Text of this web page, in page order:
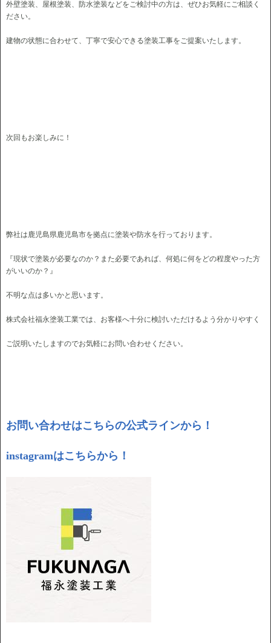
外壁塗装、屋根塗装、防水塗装などをご検討中の方は、ぜひお気軽にご相談く
ださい。
建物の状態に合わせて、丁寧で安心できる塗装工事をご提案いたします。
次回もお楽しみに！
弊社は鹿児島県鹿児島市を拠点に塗装や防水を行っております。
『現状で塗装が必要なのか？また必要であれば、何処に何をどの程度やった方
がいいのか？』
不明な点は多いかと思います。
株式会社福永塗装工業では、お客様へ十分に検討いただけるよう分かりやすく
ご説明いたしますのでお気軽にお問い合わせください。
お問い合わせはこちらの公式ラインから！
instagramはこちらから！